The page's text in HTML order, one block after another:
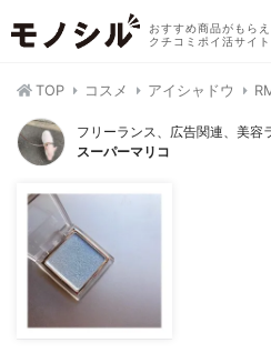
おすすめ商品がもらえ
クチコミポイ活サイト
TOP コスメ アイシャドウ
フリーランス、広告関連、美容
スーパーマリコ